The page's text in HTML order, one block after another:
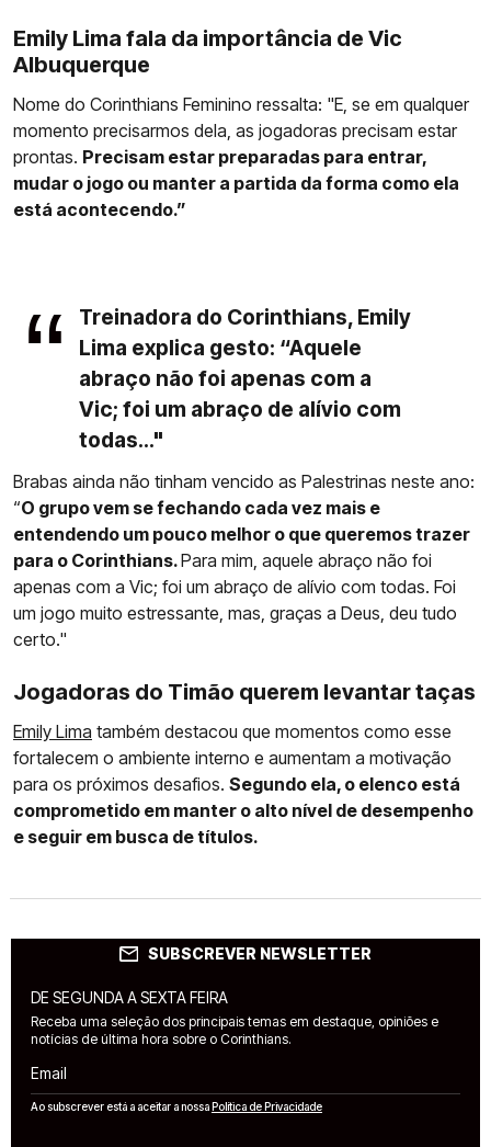
Emily Lima fala da importância de Vic
Albuquerque
Nome do Corinthians Feminino ressalta: "E, se em qualquer
momento precisarmos dela, as jogadoras precisam estar
prontas. Precisam estar preparadas para entrar,
mudar o jogo ou manter a partida da forma como ela
está acontecendo.”
Treinadora do Corinthians, Emily
Lima explica gesto: “Aquele
abraço não foi apenas com a
Vic; foi um abraço de alívio com
todas..."
Brabas ainda não tinham vencido as Palestrinas neste ano:
“O grupo vem se fechando cada vez mais e
entendendo um pouco melhor o que queremos trazer
para o Corinthians.Para mim, aquele abraço não foi
apenas com a Vic; foi um abraço de alívio com todas. Foi
um jogo muito estressante, mas, graças a Deus, deu tudo
certo."
Jogadoras do Timão querem levantar taças
Emily Lima também destacou que momentos como esse
fortalecem o ambiente interno e aumentam a motivação
para os próximos desafios. Segundo ela, o elenco está
comprometido em manter o alto nível de desempenho
e seguir em busca de títulos.
SUBSCREVER NEWSLETTER
DE SEGUNDA A SEXTA FEIRA
Receba uma seleção dos principais temas em destaque, opiniões e
notícias de última hora sobre o Corinthians.
Email
Ao subscrever está a aceitar a nossaPolítica de Privacidade